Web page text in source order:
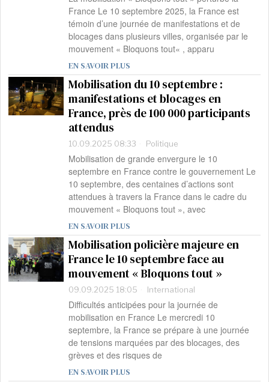
France Le 10 septembre 2025, la France est
témoin d’une journée de manifestations et de
blocages dans plusieurs villes, organisée par le
mouvement « Bloquons tout« , apparu
EN SAVOIR PLUS
Mobilisation du 10 septembre :
manifestations et blocages en
France, près de 100 000 participants
attendus
10.09.2025 08:33 Politique
Mobilisation de grande envergure le 10
septembre en France contre le gouvernement Le
10 septembre, des centaines d’actions sont
attendues à travers la France dans le cadre du
mouvement « Bloquons tout », avec
EN SAVOIR PLUS
Mobilisation policière majeure en
France le 10 septembre face au
mouvement « Bloquons tout »
09.09.2025 18:05 International
Difficultés anticipées pour la journée de
mobilisation en France Le mercredi 10
septembre, la France se prépare à une journée
de tensions marquées par des blocages, des
grèves et des risques de
EN SAVOIR PLUS